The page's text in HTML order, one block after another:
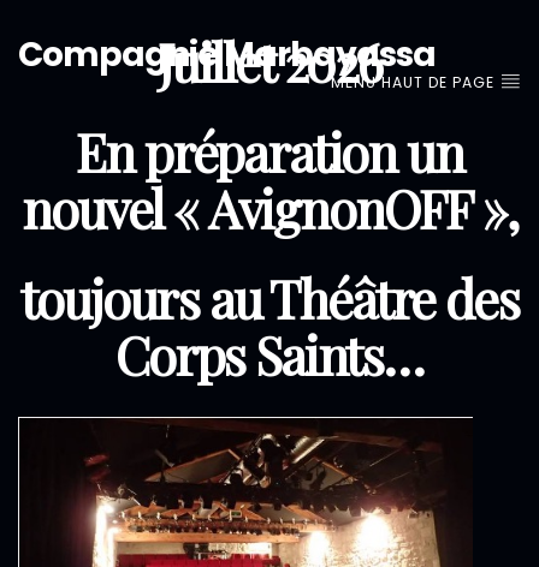
Compagnie Marbayassa
MENU HAUT DE PAGE
Juillet 2026
En préparation un
nouvel « AvignonOFF »,
toujours au Théâtre des
Corps Saints…